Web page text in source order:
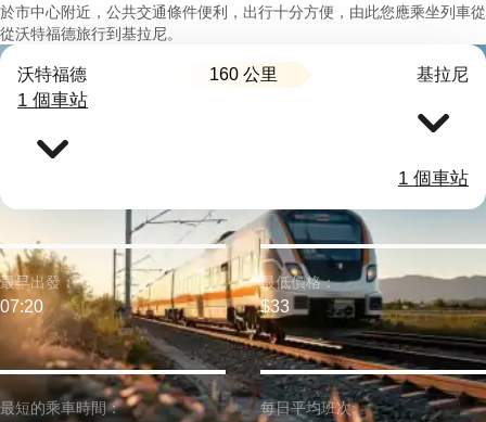
於市中心附近，公共交通條件便利，出行十分方便，由此您應乘坐列車從
從沃特福德旅行到基拉尼。
沃特福德 160 公里 基拉尼
1 個車站
1 個車站
最短的乘車時間：
最早出發：
07:20
最低價格：
$33
每日平均班次: